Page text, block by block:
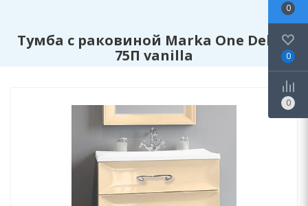
Тумба с раковиной Marka One Delice
75П vanilla
0
0
0